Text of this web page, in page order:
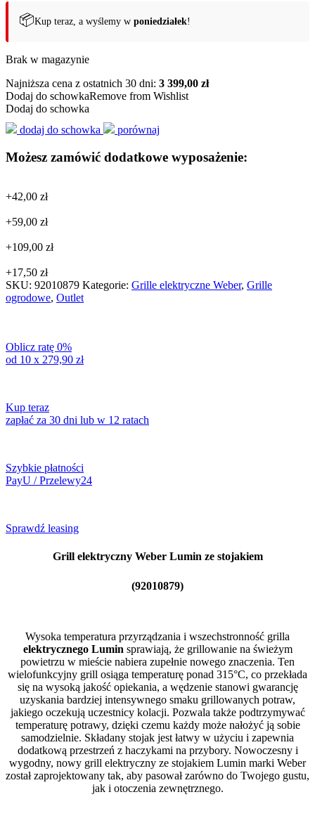
📦Kup teraz, a wyślemy w poniedziałek!
Brak w magazynie
Najniższa cena z ostatnich 30 dni: 3 399,00 zł
Dodaj do schowkaRemove from Wishlist
Dodaj do schowka
dodaj do schowka
porównaj
Możesz zamówić dodatkowe wyposażenie:
+42,00 zł
+59,00 zł
+109,00 zł
+17,50 zł
SKU: 92010879 Kategorie: Grille elektryczne Weber, Grille
ogrodowe, Outlet
Oblicz ratę 0%
od 10 x 279,90 zł
Kup teraz
zapłać za 30 dni lub w 12 ratach
Szybkie płatności
PayU / Przelewy24
Sprawdź leasing
Grill elektryczny Weber Lumin ze stojakiem
(92010879)
Wysoka temperatura przyrządzania i wszechstronność grilla
elektrycznego Lumin sprawiają, że grillowanie na świeżym
powietrzu w mieście nabiera zupełnie nowego znaczenia. Ten
wielofunkcyjny grill osiąga temperaturę ponad 315°C, co przekłada
się na wysoką jakość opiekania, a wędzenie stanowi gwarancję
uzyskania bardziej intensywnego smaku grillowanych potraw,
jakiego oczekują uczestnicy kolacji. Pozwala także podtrzymywać
temperaturę potrawy, dzięki czemu każdy może nałożyć ją sobie
samodzielnie. Składany stojak jest łatwy w użyciu i zapewnia
dodatkową przestrzeń z haczykami na przybory. Nowoczesny i
wygodny, nowy grill elektryczny ze stojakiem Lumin marki Weber
został zaprojektowany tak, aby pasował zarówno do Twojego gustu,
jak i otoczenia zewnętrznego.